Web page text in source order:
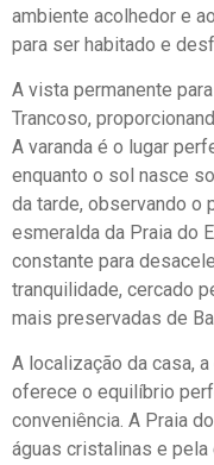
ambiente acolhedor e
para ser habitado e
A vista permanente
Trancoso,
A varanda é o lugar
enquanto o sol nasce
da tarde, observando o
esmeralda da Praia do
constante para
tranquilidade, cercado
mais preservadas de
A localização da casa,
oferece o equilíbrio
conveniência. A Praia
águas cristalinas e